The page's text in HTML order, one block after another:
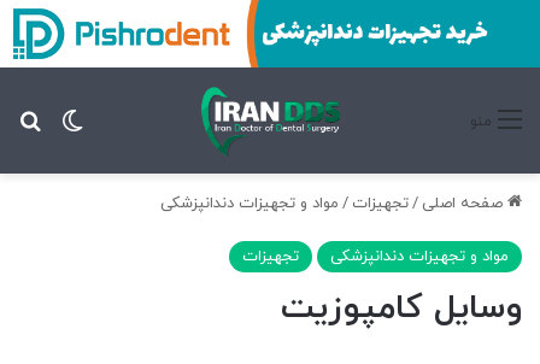
تغییر منو
صفحه اصلی /تجهیزات / مواد و تجهیزات دندانپزشکی
مواد و تجهیزات دندانپزشکی تجهیزات
وسایل کامپوزیت